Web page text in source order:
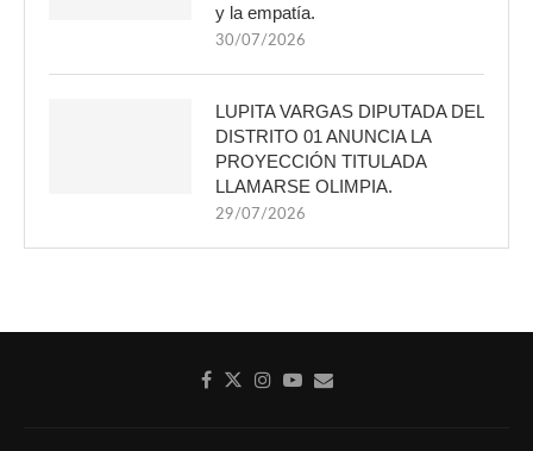
y la empatía.
30/07/2026
LUPITA VARGAS DIPUTADA DEL
DISTRITO 01 ANUNCIA LA
PROYECCIÓN TITULADA
LLAMARSE OLIMPIA.
29/07/2026